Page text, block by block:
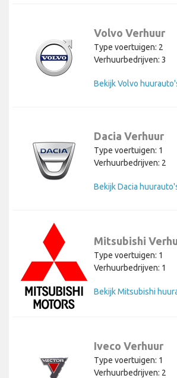
Volvo Verhuur
Type voertuigen: 2
Verhuurbedrijven: 3
Bekijk Volvo
Dacia Verhuur
Type voertuigen: 1
Verhuurbedrijven: 2
Bekijk Dacia
Mitsubishi
Type voertuigen: 1
Verhuurbedrijven: 1
Bekijk Mitsubishi
Iveco Verhuur
Type voertuigen: 1
Verhuurbedrijven: 2